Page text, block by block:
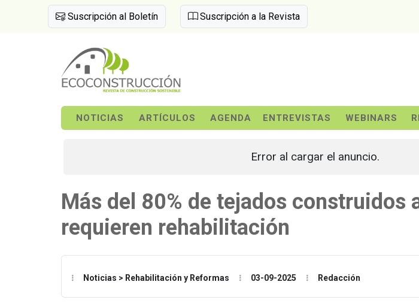
Suscripción al Boletín Suscripción a la Revista
NOTICIAS ARTÍCULOS AGENDA ENTREVISTAS WEBINARS
Error al cargar el anuncio.
Más del 80% de tejados construidos
requieren rehabilitación
Noticias > Rehabilitación y Reformas 03-09-2025 Redacción